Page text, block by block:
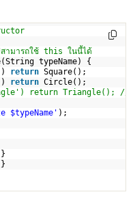
มารถใช้ this ในนี้ได้
typeName) {
) return Square();
) return Circle();
return Triangle(); //
);